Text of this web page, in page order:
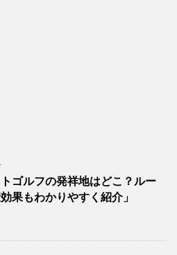
トゴルフの発祥地はどこ？ルー
果もわかりやすく紹介」